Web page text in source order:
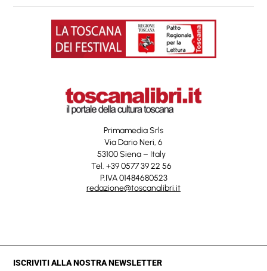
Primamedia Srls
Via Dario Neri, 6
53100 Siena – Italy
Tel. +39 0577 39 22 56
P.IVA 01484680523
redazione@toscanalibri.it
ISCRIVITI ALLA NOSTRA NEWSLETTER